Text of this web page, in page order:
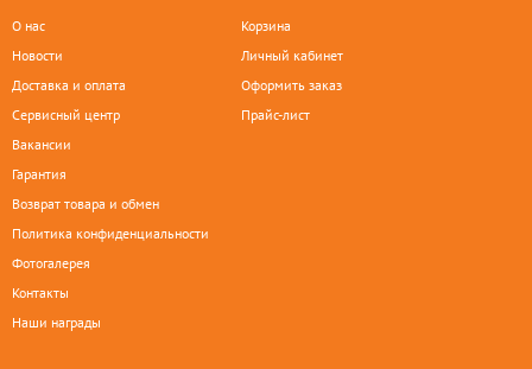
О нас
Новости
Доставка и оплата
Сервисный центр
Вакансии
Гарантия
Возврат товара и обмен
Политика конфиденциальности
Фотогалерея
Контакты
Наши награды
Корзина
Личный кабинет
Оформить заказ
Прайс-лист